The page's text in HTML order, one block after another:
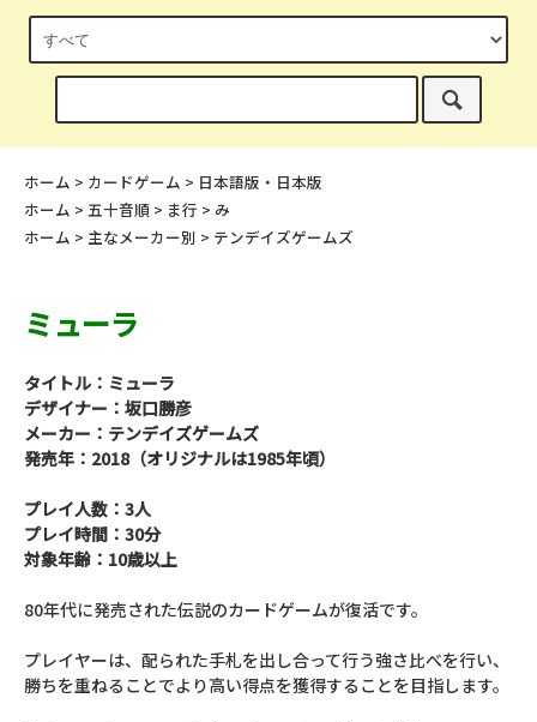
ホーム > カードゲーム > 日本語版・日本版
ホーム > 五十音順 > ま行 > み
ホーム > 主なメーカー別 > テンデイズゲームズ
ミューラ
タイトル：ミューラ
デザイナー：坂口勝彦
メーカー：テンデイズゲームズ
発売年：2018（オリジナルは1985年頃）
プレイ人数：3人
プレイ時間：30分
対象年齢：10歳以上
80年代に発売された伝説のカードゲームが復活です。
プレイヤーは、配られた手札を出し合って行う強さ比べを行い、
勝ちを重ねることでより高い得点を獲得することを目指します。